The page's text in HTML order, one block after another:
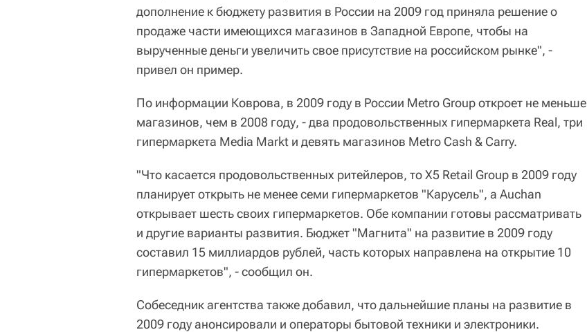
дополнение к бюджету развития в России на 2009 год приняла решение о
продаже части имеющихся магазинов в Западной Европе, чтобы на
вырученные деньги увеличить свое присутствие на российском рынке", -
привел он пример.
По информации Коврова, в 2009 году в России Metro Group откроет не меньше
магазинов, чем в 2008 году, - два продовольственных гипермаркета Real, три
гипермаркета Media Markt и девять магазинов Metro Cash & Carry.
"Что касается продовольственных ритейлеров, то X5 Retail Group в 2009 году
планирует открыть не менее семи гипермаркетов "Карусель", а Auchan
открывает шесть своих гипермаркетов. Обе компании готовы рассматривать
и другие варианты развития. Бюджет "Магнита" на развитие в 2009 году
составил 15 миллиардов рублей, часть которых направлена на открытие 10
гипермаркетов", - сообщил он.
Собеседник агентства также добавил, что дальнейшие планы на развитие в
2009 году анонсировали и операторы бытовой техники и электроники.